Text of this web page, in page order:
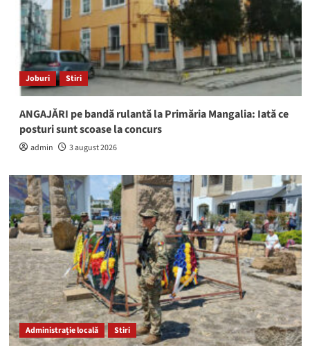
Joburi Stiri
ANGAJĂRI pe bandă rulantă la Primăria Mangalia: Iată ce
posturi sunt scoase la concurs
admin 3 august 2026
Administrație locală Stiri